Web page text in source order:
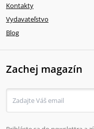
Kontakty
Vydavateľstvo
Blog
Zachej magazín